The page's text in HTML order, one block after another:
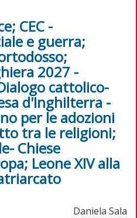
CEC -
e guerra;
2027 -
cattolico-
d'Inghilterra -
per le adozioni
tra le religioni;
Chiese
Leone XIV alla
Daniela Sala